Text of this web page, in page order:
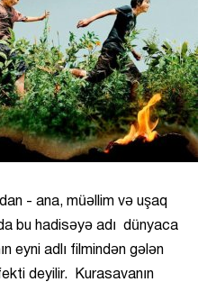
- ana, müəllim və uşaq
bu hadisəyə adı dünyaca
eyni adlı filmindən gələn
deyilir. Kurasavanın